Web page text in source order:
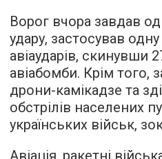
Ворог вчора завдав
удару, застосував
авіаударів, скинувши
авіабомби. Крім того,
дрони-камікадзе та
обстрілів населених
українських військ,
Авіація, ракетні